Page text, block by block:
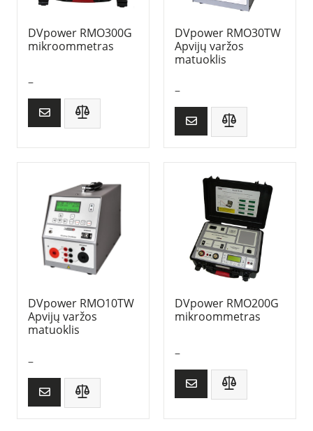
DVpower RMO300G
mikroommetras
–
DVpower RMO30TW
Apvijų varžos
matuoklis
–
DVpower RMO10TW
Apvijų varžos
matuoklis
–
DVpower RMO200G
mikroommetras
–